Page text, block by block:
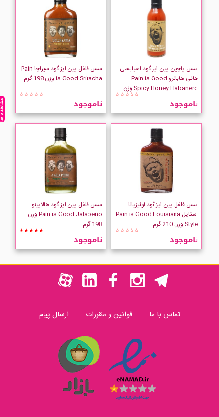
سس پاچین پین ایز گود اسپایسی
هانی هابانرو Pain is Good
Spicy Honey Habanero وزن
☆☆☆☆☆
ناموجود
سس فلفل پین ایز گود سیراچا Pain
is Good Sriracha وزن 198 گرم
☆☆☆☆☆
ناموجود
سس فلفل پین ایز گود لوئیزیانا
استایل Pain is Good Louisiana
Style وزن 210 گرم
☆☆☆☆☆
ناموجود
سس فلفل پین ایز گود هالاپینو
Pain is Good Jalapeno وزن
198 گرم
★★★★★
ناموجود
تماس با ما قوانین و مقررات ارسال پیام